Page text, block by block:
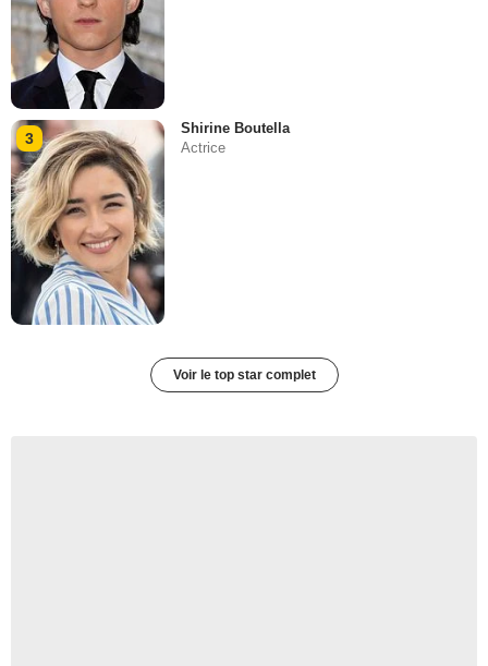
3
Shirine Boutella
Actrice
Voir le top star complet